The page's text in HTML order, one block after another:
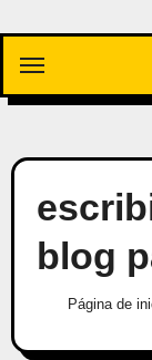
contenido
blog
Página de